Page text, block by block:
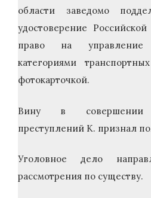
области заведомо
удостоверение
право на управление
категориями
фотокарточкой.
Вину в совершении
преступлений К. признал
Уголовное дело
рассмотрения по существу.